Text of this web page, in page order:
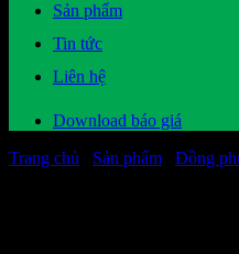
Sản phẩm
Tin tức
Liên hệ
Download báo giá
Trang chủ
Sản phẩm Đồng